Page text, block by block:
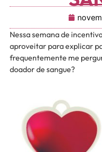
Nessa semana de
aproveitar para explicar
frequentemente me
doador de sangue?